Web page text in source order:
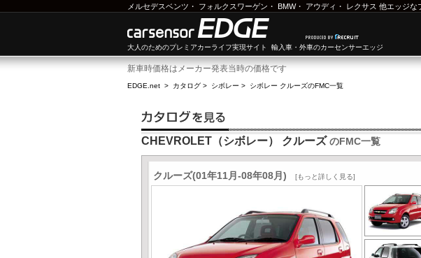
メルセデスベンツ ・ フォルクスワーゲン ・ BMW・ アウディ ・ レクサス 他エッジな
大人のためのプレミアカーライフ実現サイト 輸入車・外車のカーセンサーエッジ
新車時価格はメーカー発表当時の価格です
EDGE.net > カタログ > シボレー > シボレー クルーズのFMC一覧
CHEVROLET（シボレー） クルーズ のFMC一覧
クルーズ(01年11月-08年08月) [もっと詳しく見る]